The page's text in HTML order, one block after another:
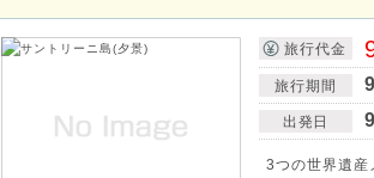
旅行代金
旅行期間
出発日
3つの世界遺産